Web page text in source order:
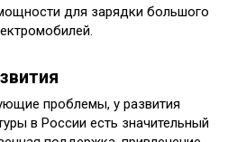
для зарядки большого
проблемы, у развития
в России есть значительный